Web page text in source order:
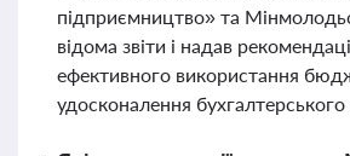
підприємництво» та
відома звіти і надав
ефективного використання
удосконалення бухгалтерського